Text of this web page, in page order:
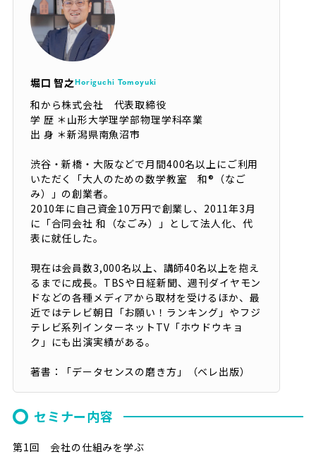
堀口 智之Horiguchi Tomoyuki
和から株式会社 代表取締役
学 歴 ＊山形大学理学部物理学科卒業
出 身 ＊新潟県南魚沼市
渋谷・新橋・大阪などで月間400名以上にご利用
いただく「大人のための数学教室 和®（なご
み）」の創業者。
2010年に自己資金10万円で創業し、2011年3月
に「合同会社 和（なごみ）」として法人化、代
表に就任した。
現在は会員数3,000名以上、講師40名以上を抱え
るまでに成長。TBSや日経新聞、週刊ダイヤモン
ドなどの各種メディアから取材を受けるほか、最
近ではテレビ朝日「お願い！ランキング」やフジ
テレビ系列インターネットTV「ホウドウキョ
ク」にも出演実績がある。
著書：「データセンスの磨き方」（ベレ出版）
セミナー内容
第1回 会社の仕組みを学ぶ